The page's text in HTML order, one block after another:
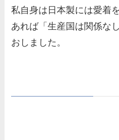
私自身は日本製には愛着
あれば「生産国は関係な
おしました。